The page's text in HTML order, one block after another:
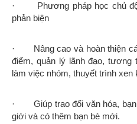
· Phương pháp học chủ
phản biện
· Nâng cao và hoàn thiện
điểm, quản lý lãnh đạo,
làm việc nhóm, thuyết trình
· Giúp trao đổi văn hóa, bạn
giới và có thêm bạn bè mới.